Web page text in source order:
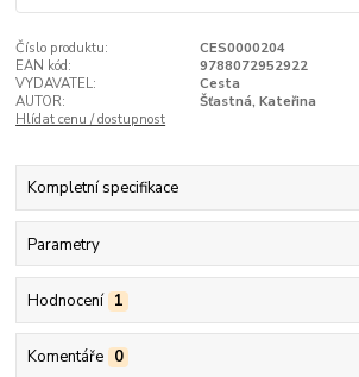
Číslo produktu:
CES0000204
EAN kód:
9788072952922
VYDAVATEL:
Cesta
AUTOR:
Šťastná, Kateřina
Hlídat cenu / dostupnost
Kompletní specifikace
Parametry
Hodnocení 1
Komentáře 0